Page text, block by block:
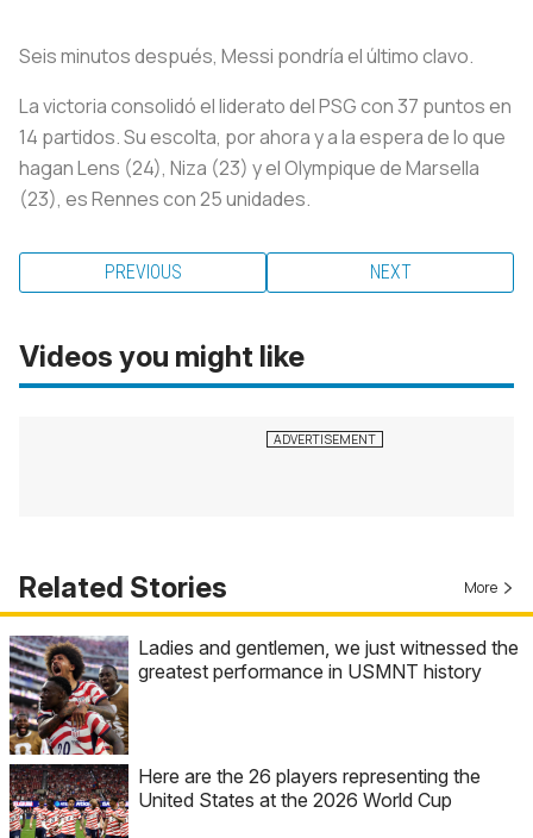
Seis minutos después, Messi pondría el último clavo.
La victoria consolidó el liderato del PSG con 37 puntos en
14 partidos. Su escolta, por ahora y a la espera de lo que
hagan Lens (24), Niza (23) y el Olympique de Marsella
(23), es Rennes con 25 unidades.
PREVIOUS NEXT
Videos you might like
Related Stories More
Ladies and gentlemen, we just witnessed the
greatest performance in USMNT history
Here are the 26 players representing the
United States at the 2026 World Cup